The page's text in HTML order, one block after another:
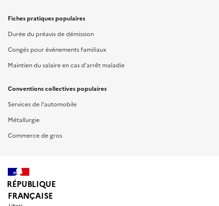
Fiches pratiques populaires
Durée du préavis de démission
Congés pour événements familiaux
Maintien du salaire en cas d'arrêt maladie
Conventions collectives populaires
Services de l'automobile
Métallurgie
Commerce de gros
RÉPUBLIQUE
FRANÇAISE